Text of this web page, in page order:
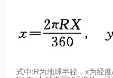
式中:R为地球半径， x为经度